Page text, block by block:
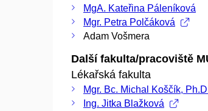
MgA. Kateřina Páleníková
Mgr. Petra Polčáková
Adam Vošmera
Další fakulta/pracoviště
Lékařská fakulta
Mgr. Bc. Michal Koščík,
Ing. Jitka Blažková